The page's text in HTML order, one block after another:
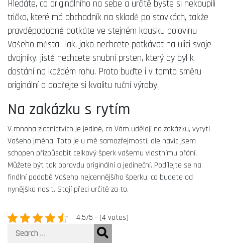
Hledáte, co originálního na sebe a určitě byste si nekoupili
tričko, které má obchodník na skladě po stovkách, takže
pravděpodobně potkáte ve stejném kousku polovinu
Vašeho města. Tak, jako nechcete potkávat na ulici svoje
dvojníky, jistě nechcete snubní prsten, který by byl k
dostání na každém rohu. Proto buďte i v tomto směru
originální a dopřejte si kvalitu ruční výroby.
Na zakázku s rytím
V mnoha zlatnictvích je jediné, co Vám udělají na zakázku, vyrytí
Vašeho jména. Toto je u mě samozřejmostí, ale navíc jsem
schopen přizpůsobit celkový šperk vašemu vlastnímu přání.
Můžete být tak opravdu originální a jedineční. Podílejte se na
finální podobě Vašeho nejcennějšího šperku, co budete od
nynějška nosit. Stojí přeci určitě za to.
4.5/5 - (4 votes)
Search